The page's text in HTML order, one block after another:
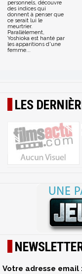
personnels, découvre
des indices qui
donnent à penser que
ce serait lui le
meurtrier.
Parallèlement,
Yoshioka est hanté par
les apparitions d'une
femme...
LES
Votre adresse email :